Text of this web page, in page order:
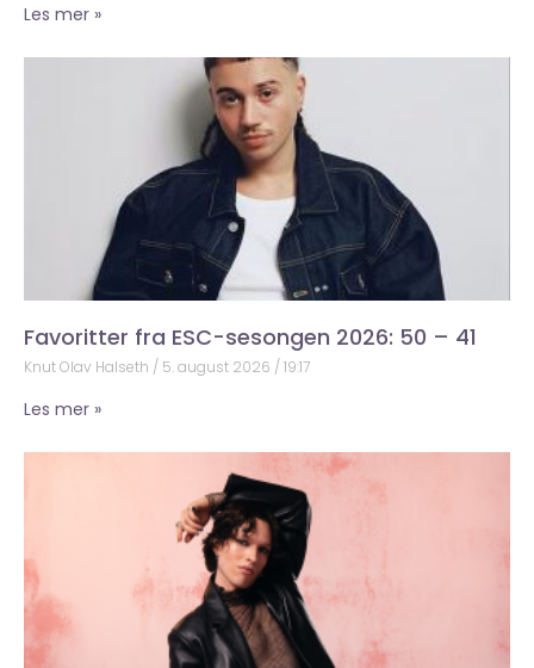
Les mer »
Favoritter fra ESC-sesongen 2026: 50 – 41
Knut Olav Halseth 5. august 2026 19:17
Les mer »